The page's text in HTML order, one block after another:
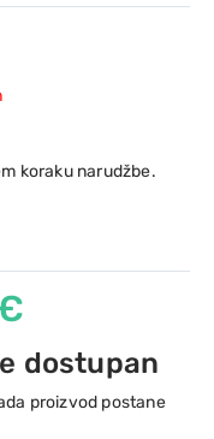
koraku narudžbe.
dostupan
proizvod postane